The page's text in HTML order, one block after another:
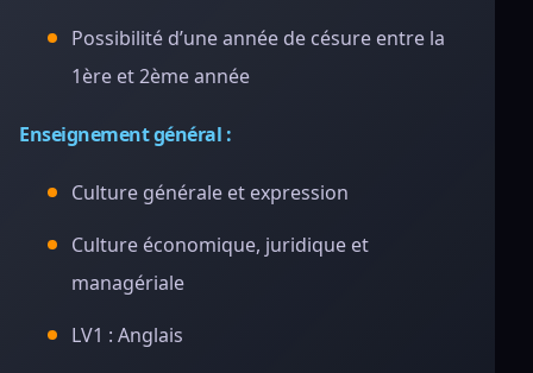
Possibilité d’une année de césure entre la
1ère et 2ème année
Enseignement général :
Culture générale et expression
Culture économique, juridique et
managériale
LV1 : Anglais